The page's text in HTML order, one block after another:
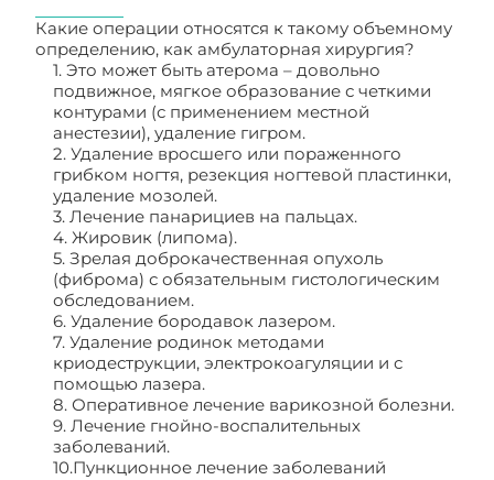
Какие операции относятся к такому объемному
определению, как амбулаторная хирургия?
1. Это может быть атерома – довольно
подвижное, мягкое образование с четкими
контурами (с применением местной
анестезии), удаление гигром.
2. Удаление вросшего или пораженного
грибком ногтя, резекция ногтевой пластинки,
удаление мозолей.
3. Лечение панарициев на пальцах.
4. Жировик (липома).
5. Зрелая доброкачественная опухоль
(фиброма) с обязательным гистологическим
обследованием.
6. Удаление бородавок лазером.
7. Удаление родинок методами
криодеструкции, электрокоагуляции и с
помощью лазера.
8. Оперативное лечение варикозной болезни.
9. Лечение гнойно-воспалительных
заболеваний.
10.Пункционное лечение заболеваний